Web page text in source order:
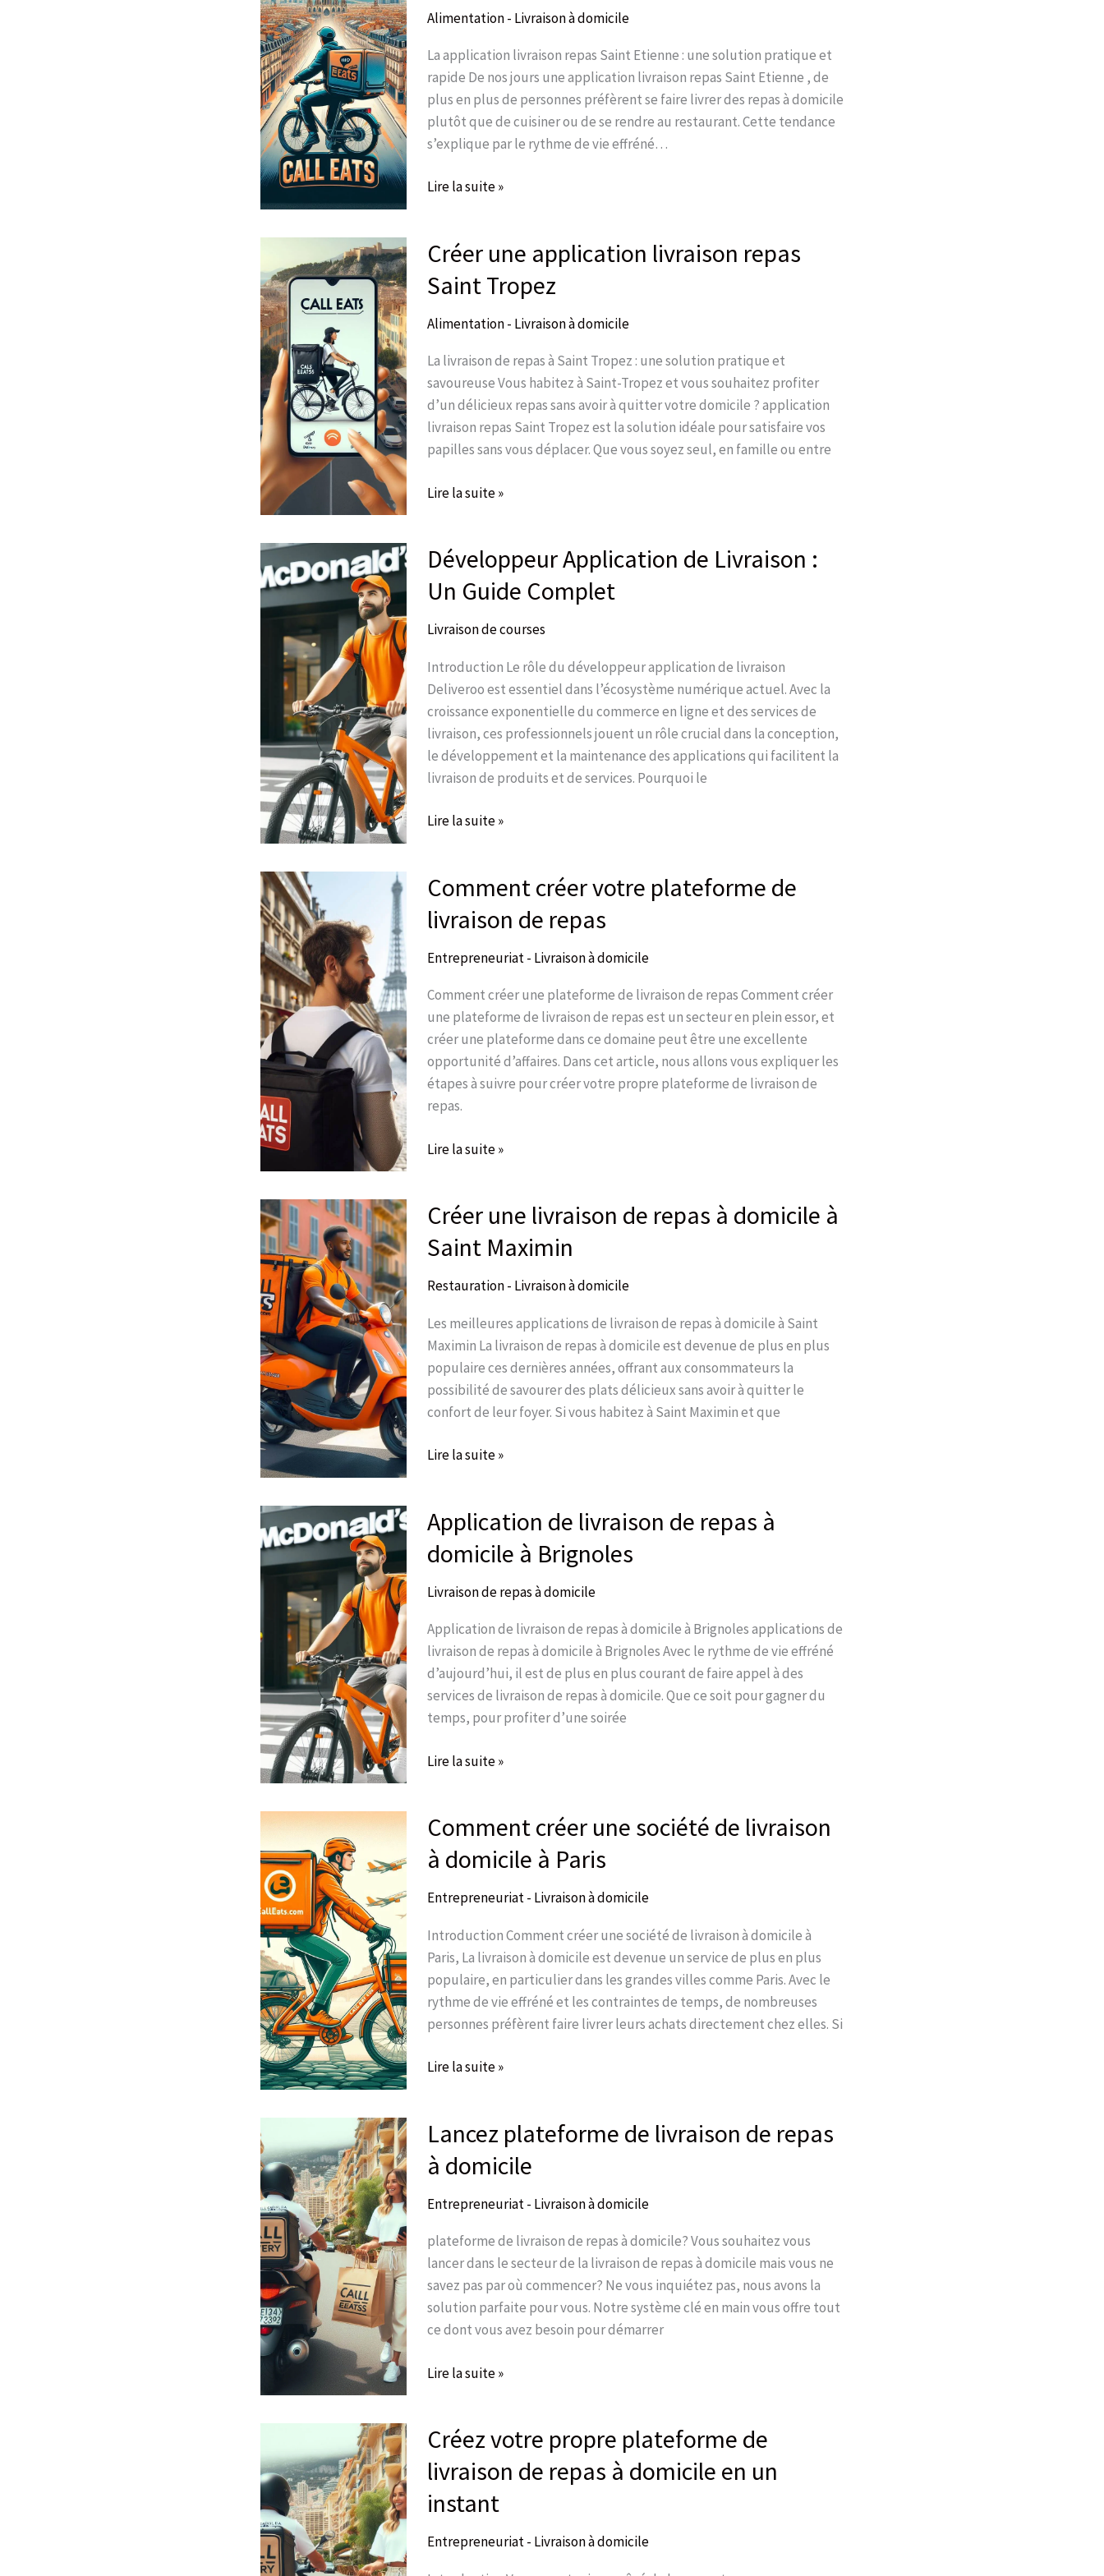
Alimentation - Livraison à domicile
La application livraison repas Saint Etienne : une solution pratique et
rapide De nos jours une application livraison repas Saint Etienne , de
plus en plus de personnes préfèrent se faire livrer des repas à domicile
plutôt que de cuisiner ou de se rendre au restaurant. Cette tendance
s’explique par le rythme de vie effréné…
repas
Etienne
Lire la suite »
Créer une application livraison repas
Saint Tropez
Alimentation - Livraison à domicile
La livraison de repas à Saint Tropez : une solution pratique et
savoureuse Vous habitez à Saint-Tropez et vous souhaitez profiter
d’un délicieux repas sans avoir à quitter votre domicile ? application
livraison repas Saint Tropez est la solution idéale pour satisfaire vos
papilles sans vous déplacer. Que vous soyez seul, en famille ou entre
Créer
application
livraison
Saint
Tropez
Lire la suite »
Développeur Application de Livraison :
Un Guide Complet
Livraison de courses
Introduction Le rôle du développeur application de livraison
Deliveroo est essentiel dans l’écosystème numérique actuel. Avec la
croissance exponentielle du commerce en ligne et des services de
livraison, ces professionnels jouent un rôle crucial dans la conception,
le développement et la maintenance des applications qui facilitent la
livraison de produits et de services. Pourquoi le
Développeur
de
Livraison
Un
Guide
Complet
Lire la suite »
Comment créer votre plateforme de
livraison de repas
Entrepreneuriat - Livraison à domicile
Comment créer une plateforme de livraison de repas Comment créer
une plateforme de livraison de repas est un secteur en plein essor, et
créer une plateforme dans ce domaine peut être une excellente
opportunité d’affaires. Dans cet article, nous allons vous expliquer les
étapes à suivre pour créer votre propre plateforme de livraison de
repas.
Comment
votre
livraison
de
repas
Lire la suite »
Créer une livraison de repas à domicile à
Saint Maximin
Restauration - Livraison à domicile
Les meilleures applications de livraison de repas à domicile à Saint
Maximin La livraison de repas à domicile est devenue de plus en plus
populaire ces dernières années, offrant aux consommateurs la
possibilité de savourer des plats délicieux sans avoir à quitter le
confort de leur foyer. Si vous habitez à Saint Maximin et que
Créer
livraison
de
à
domicile
à
Saint
Maximin
Lire la suite »
Application de livraison de repas à
domicile à Brignoles
Livraison de repas à domicile
Application de livraison de repas à domicile à Brignoles applications de
livraison de repas à domicile à Brignoles Avec le rythme de vie effréné
d’aujourd’hui, il est de plus en plus courant de faire appel à des
services de livraison de repas à domicile. Que ce soit pour gagner du
temps, pour profiter d’une soirée
Application
livraison
de
à
domicile
à
Brignoles
Lire la suite »
Comment créer une société de livraison
à domicile à Paris
Entrepreneuriat - Livraison à domicile
Introduction Comment créer une société de livraison à domicile à
Paris, La livraison à domicile est devenue un service de plus en plus
populaire, en particulier dans les grandes villes comme Paris. Avec le
rythme de vie effréné et les contraintes de temps, de nombreuses
personnes préfèrent faire livrer leurs achats directement chez elles. Si
Comment
créer
une
société
livraison
à
domicile
à
Paris
Lire la suite »
Lancez plateforme de livraison de repas
à domicile
Entrepreneuriat - Livraison à domicile
plateforme de livraison de repas à domicile? Vous souhaitez vous
lancer dans le secteur de la livraison de repas à domicile mais vous ne
savez pas par où commencer? Ne vous inquiétez pas, nous avons la
solution parfaite pour vous. Notre système clé en main vous offre tout
ce dont vous avez besoin pour démarrer
Lancez
de
repas
à
domicile
Lire la suite »
Créez votre propre plateforme de
livraison de repas à domicile en un
instant
Entrepreneuriat - Livraison à domicile
Créez
propre
plateforme
livraison